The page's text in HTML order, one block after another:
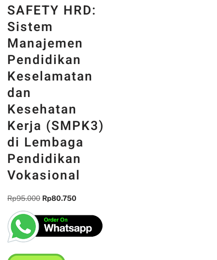
SAFETY HRD:
Sistem
Manajemen
Pendidikan
Keselamatan
dan
Kesehatan
Kerja (SMPK3)
di Lembaga
Pendidikan
Vokasional
Rp95.000 Rp80.750